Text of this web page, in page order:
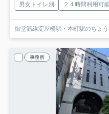
男女トイレ別
２４時間利用可
御堂筋線淀屋橋駅・本町駅のちょ
事務所